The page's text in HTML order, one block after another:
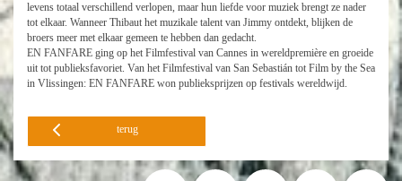
levens totaal verschillend verlopen, maar hun liefde voor muziek brengt ze nader
tot elkaar. Wanneer Thibaut het muzikale talent van Jimmy ontdekt, blijken de
broers meer met elkaar gemeen te hebben dan gedacht.
EN FANFARE ging op het Filmfestival van Cannes in wereldpremière en groeide
uit tot publieksfavoriet. Van het Filmfestival van San Sebastián tot Film by the Sea
in Vlissingen: EN FANFARE won publieksprijzen op festivals wereldwijd.
terug